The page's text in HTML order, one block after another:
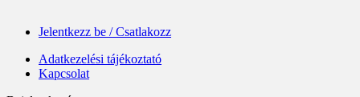
Jelentkezz be / Csatlakozz
Adatkezelési tájékoztató
Kapcsolat